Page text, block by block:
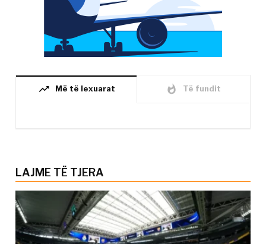
trending_up Më të lexuarat whatshot Të fundit
LAJME TË TJERA